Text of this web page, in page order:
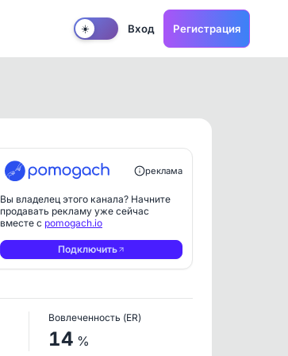
☀️ Вход Регистрация
реклама
Вы владелец этого канала? Начните
продавать рекламу уже сейчас
вместе с pomogach.io
Подключить
Вовлеченность (ER)
14 %